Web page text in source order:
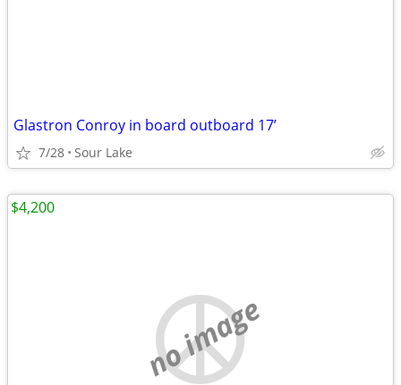
Glastron Conroy in board outboard 17’
7/28 Sour Lake
no image
$4,200